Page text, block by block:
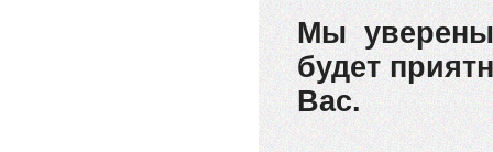
Мы уверены,
будет
Вас.